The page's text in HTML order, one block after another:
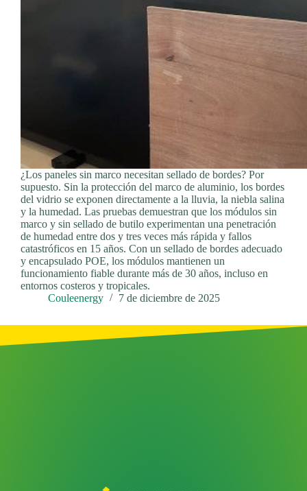
¿Los paneles sin marco necesitan sellado de bordes? Por
supuesto. Sin la protección del marco de aluminio, los bordes
del vidrio se exponen directamente a la lluvia, la niebla salina
y la humedad. Las pruebas demuestran que los módulos sin
marco y sin sellado de butilo experimentan una penetración
de humedad entre dos y tres veces más rápida y fallos
catastróficos en 15 años. Con un sellado de bordes adecuado
y encapsulado POE, los módulos mantienen un
funcionamiento fiable durante más de 30 años, incluso en
entornos costeros y tropicales.
Couleenergy
7 de diciembre de 2025